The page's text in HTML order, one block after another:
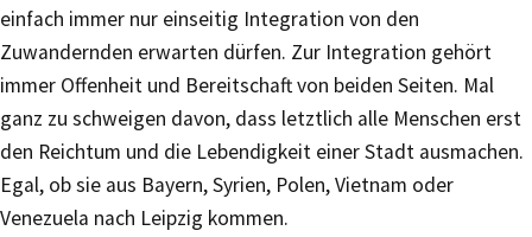
einfach immer nur einseitig Integration von den
Zuwandernden erwarten dürfen. Zur Integration gehört
immer Offenheit und Bereitschaft von beiden Seiten. Mal
ganz zu schweigen davon, dass letztlich alle Menschen erst
den Reichtum und die Lebendigkeit einer Stadt ausmachen.
Egal, ob sie aus Bayern, Syrien, Polen, Vietnam oder
Venezuela nach Leipzig kommen.